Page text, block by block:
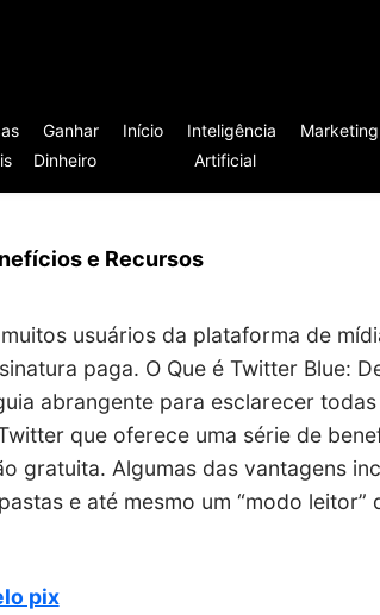
Ganhar
Dinheiro
Início
Inteligência
Artificial
Marketing
e Recursos
usuários da plataforma de
paga. O Que é Twitter Blue:
abrangente para esclarecer
que oferece uma série de
gratuita. Algumas das vantagens
e até mesmo um “modo leitor”
pix